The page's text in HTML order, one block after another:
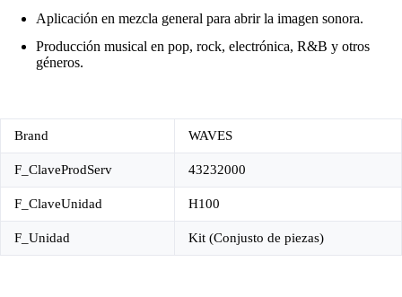
Aplicación en mezcla general para abrir la imagen sonora.
Producción musical en pop, rock, electrónica, R&B y otros
géneros.
Brand WAVES
F_ClaveProdServ 43232000
F_ClaveUnidad H100
F_Unidad Kit (Conjusto de piezas)